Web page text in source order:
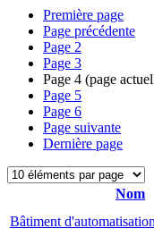
Première page
Page précédente
Page 2
Page 3
Page 4 (page
Page 5
Page 6
Page suivante
Dernière page
Nom
Bâtiment d'automatisation